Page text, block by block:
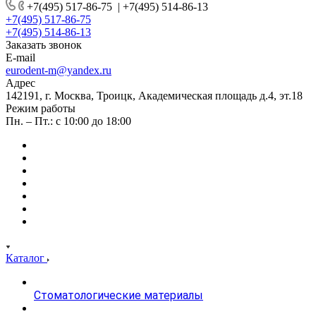
+7(495) 517-86-75 | +7(495) 514-86-13
+7(495) 517-86-75
+7(495) 514-86-13
Заказать звонок
E-mail
eurodent-m@yandex.ru
Адрес
142191, г. Москва, Троицк, Академическая площадь д.4, эт.18
Режим работы
Пн. – Пт.: с 10:00 до 18:00
Каталог
Стоматологические материалы